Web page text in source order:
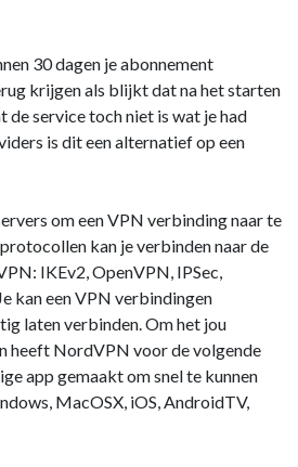
30 dagen je abonnement
krijgen als blijkt dat na het starten
de service toch niet is wat je had
is dit een alternatief op een
om een VPN verbinding naar te
kan je verbinden naar de
IKEv2, OpenVPN, IPSec,
kan een VPN verbindingen
laten verbinden. Om het jou
heeft NordVPN voor de volgende
app gemaakt om snel te kunnen
MacOSX, iOS, AndroidTV,